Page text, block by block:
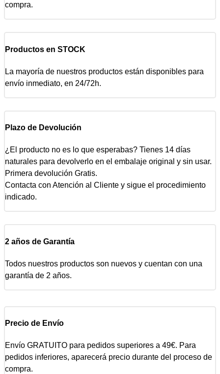
compra.
Productos en STOCK
La mayoría de nuestros productos están disponibles para
envío inmediato, en 24/72h.
Plazo de Devolución
¿El producto no es lo que esperabas? Tienes 14 días
naturales para devolverlo en el embalaje original y sin usar.
Primera devolución Gratis.
Contacta con Atención al Cliente y sigue el procedimiento
indicado.
2 años de Garantía
Todos nuestros productos son nuevos y cuentan con una
garantía de 2 años.
Precio de Envío
Envío GRATUITO para pedidos superiores a 49€. Para
pedidos inferiores, aparecerá precio durante del proceso de
compra.